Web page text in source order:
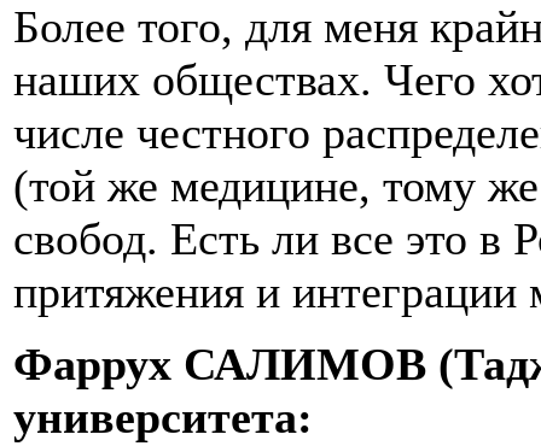
Более того, для меня
наших обществах. Чего
числе честного
(той же медицине, тому
свобод. Есть ли все это в
притяжения и интеграции
Фаррух САЛИМОВ
университета: